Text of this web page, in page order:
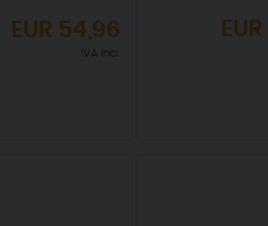
EUR 54,96
IVA incl.
EUR